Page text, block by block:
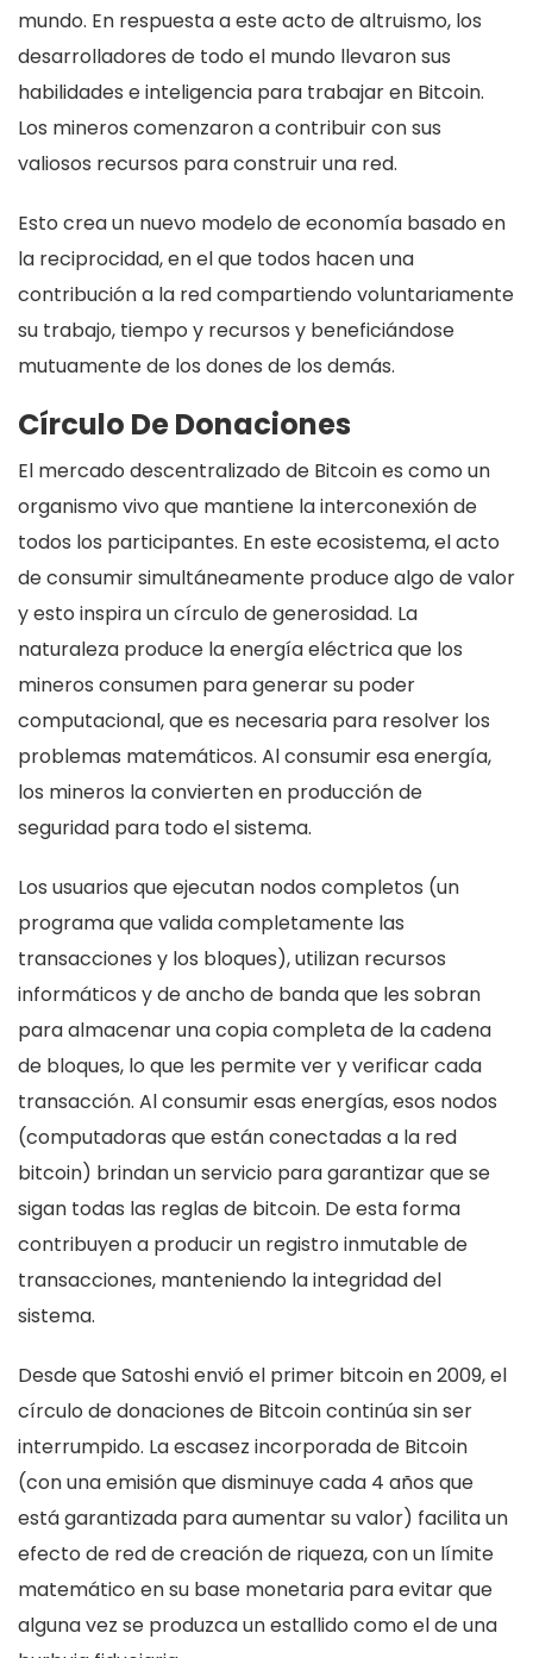
mundo. En respuesta a este acto de altruismo, los
desarrolladores de todo el mundo llevaron sus
habilidades e inteligencia para trabajar en Bitcoin.
Los mineros comenzaron a contribuir con sus
valiosos recursos para construir una red.
Esto crea un nuevo modelo de economía basado en
la reciprocidad, en el que todos hacen una
contribución a la red compartiendo voluntariamente
su trabajo, tiempo y recursos y beneficiándose
mutuamente de los dones de los demás.
Círculo De Donaciones
El mercado descentralizado de Bitcoin es como un
organismo vivo que mantiene la interconexión de
todos los participantes. En este ecosistema, el acto
de consumir simultáneamente produce algo de valor
y esto inspira un círculo de generosidad. La
naturaleza produce la energía eléctrica que los
mineros consumen para generar su poder
computacional, que es necesaria para resolver los
problemas matemáticos. Al consumir esa energía,
los mineros la convierten en producción de
seguridad para todo el sistema.
Los usuarios que ejecutan nodos completos (un
programa que valida completamente las
transacciones y los bloques), utilizan recursos
informáticos y de ancho de banda que les sobran
para almacenar una copia completa de la cadena
de bloques, lo que les permite ver y verificar cada
transacción. Al consumir esas energías, esos nodos
(computadoras que están conectadas a la red
bitcoin) brindan un servicio para garantizar que se
sigan todas las reglas de bitcoin. De esta forma
contribuyen a producir un registro inmutable de
transacciones, manteniendo la integridad del
sistema.
Desde que Satoshi envió el primer bitcoin en 2009, el
círculo de donaciones de Bitcoin continúa sin ser
interrumpido. La escasez incorporada de Bitcoin
(con una emisión que disminuye cada 4 años que
está garantizada para aumentar su valor) facilita un
efecto de red de creación de riqueza, con un límite
matemático en su base monetaria para evitar que
alguna vez se produzca un estallido como el de una